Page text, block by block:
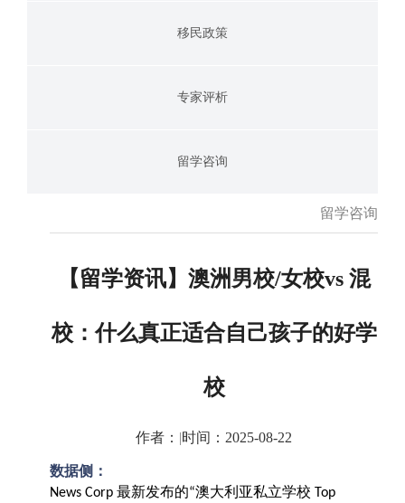
移民政策
专家评析
留学咨询
留学咨询
【留学资讯】澳洲男校/女校vs 混
校：什么真正适合自己孩子的好学
校
作者： |时间：2025-08-22
数据侧：
News Corp 最新发布的“澳大利亚私立学校 Top